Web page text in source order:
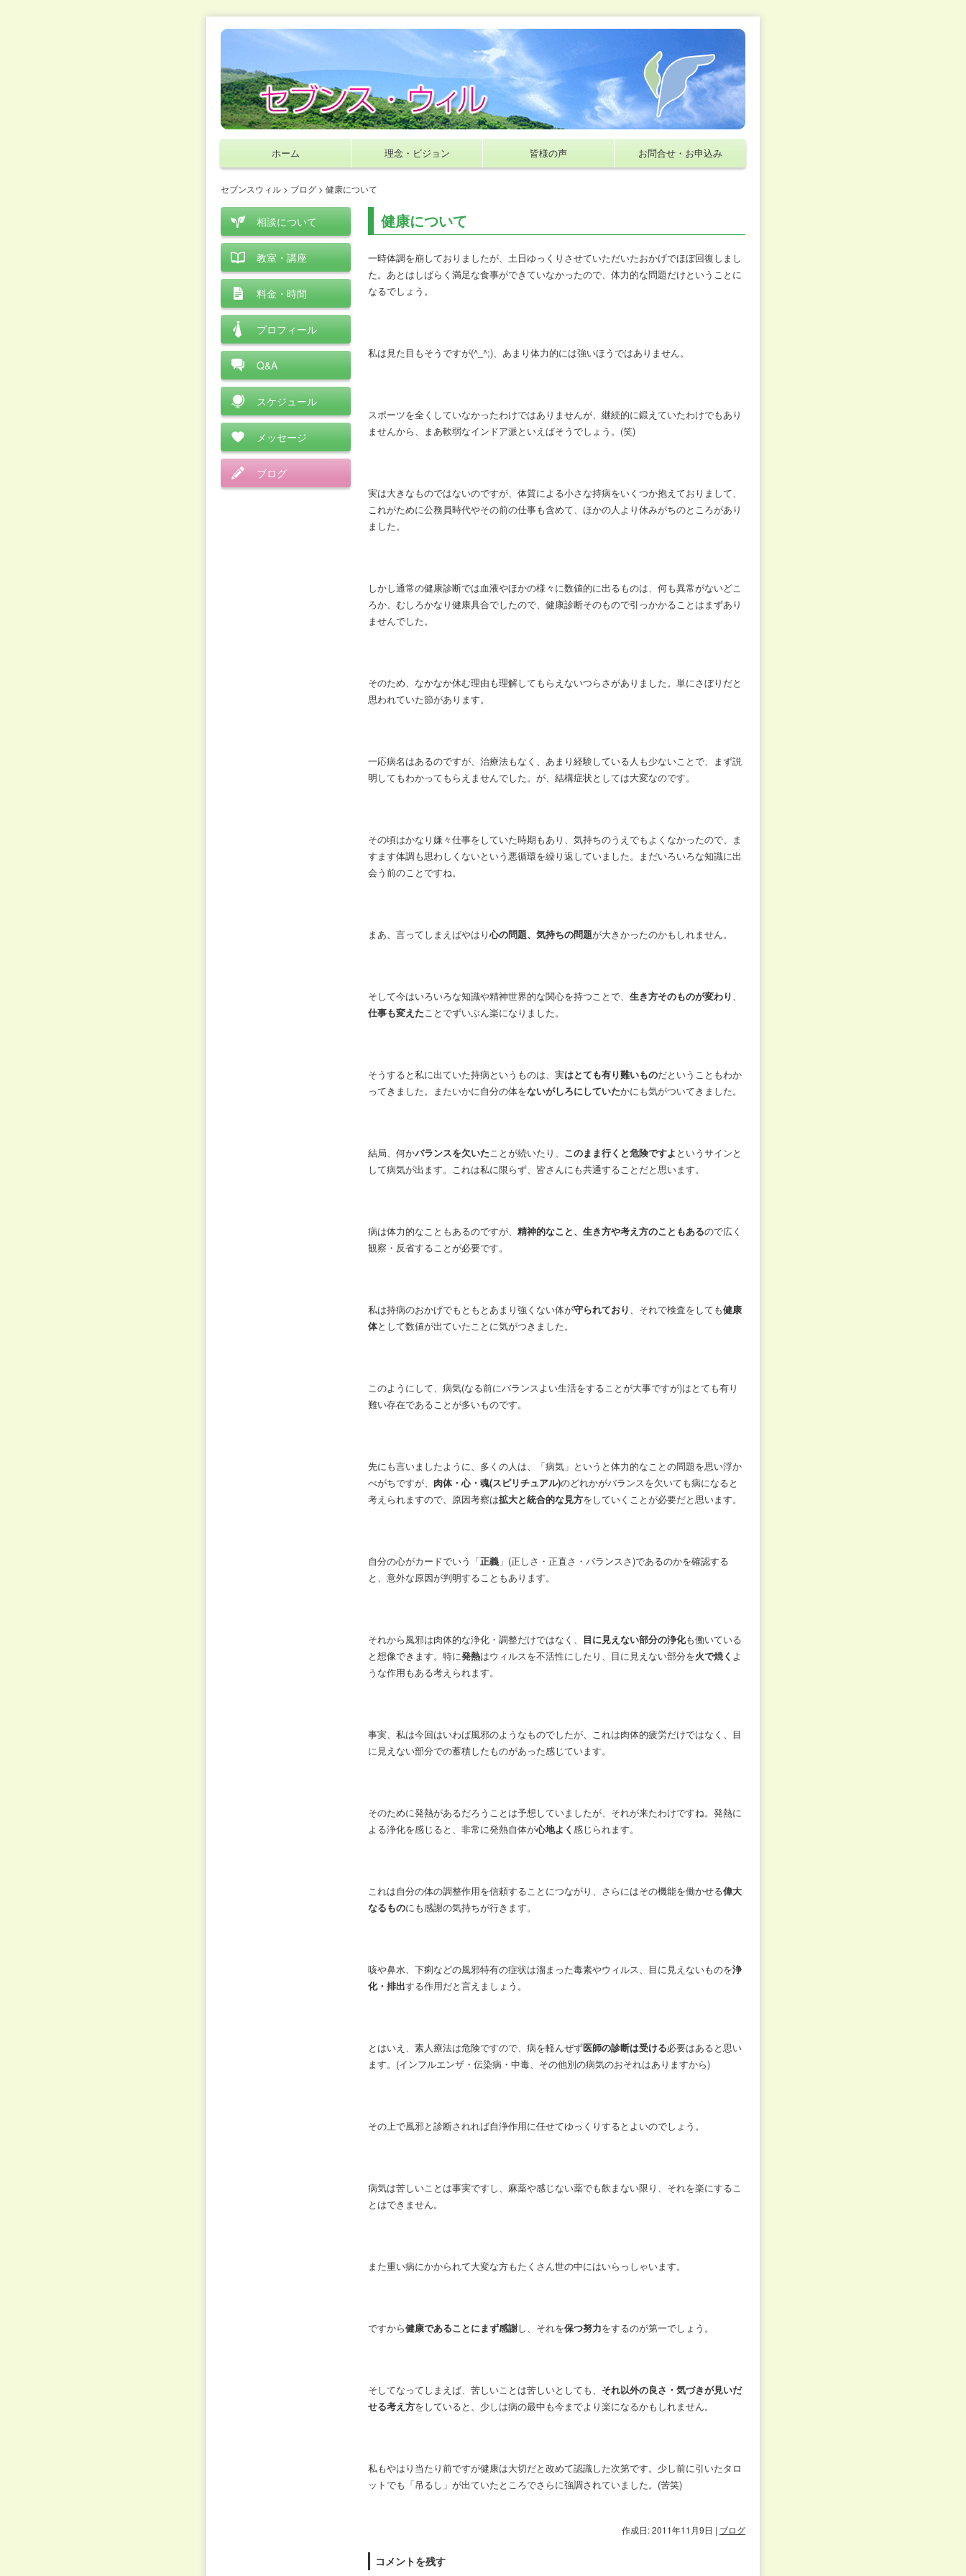
ホーム 理念・ビジョン 皆様の声 お問合せ・お申込み
セブンスウィル > ブログ > 健康について
健康について
一時体調を崩しておりましたが、土日ゆっくりさせていただいたおかげでほぼ回復しまし
た。あとはしばらく満足な食事ができていなかったので、体力的な問題だけということに
なるでしょう。
私は見た目もそうですが(^_^;)、あまり体力的には強いほうではありません。
スポーツを全くしていなかったわけではありませんが、継続的に鍛えていたわけでもあり
ませんから、まあ軟弱なインドア派といえばそうでしょう。(笑)
実は大きなものではないのですが、体質による小さな持病をいくつか抱えておりまして、
これがために公務員時代やその前の仕事も含めて、ほかの人より休みがちのところがあり
ました。
しかし通常の健康診断では血液やほかの様々に数値的に出るものは、何も異常がないどこ
ろか、むしろかなり健康具合でしたので、健康診断そのもので引っかかることはまずあり
ませんでした。
そのため、なかなか休む理由も理解してもらえないつらさがありました。単にさぼりだと
思われていた節があります。
一応病名はあるのですが、治療法もなく、あまり経験している人も少ないことで、まず説
明してもわかってもらえませんでした。が、結構症状としては大変なのです。
その頃はかなり嫌々仕事をしていた時期もあり、気持ちのうえでもよくなかったので、ま
すます体調も思わしくないという悪循環を繰り返していました。まだいろいろな知識に出
会う前のことですね。
まあ、言ってしまえばやはり心の問題、気持ちの問題が大きかったのかもしれません。
そして今はいろいろな知識や精神世界的な関心を持つことで、 生き方そのものが変わり、
仕事も変えたことでずいぶん楽になりました。
そうすると私に出ていた持病というものは、実はとても有り難いものだということもわか
ってきました。またいかに自分の体をないがしろにしていたかにも気がついてきました。
結局、何かバランスを欠いたことが続いたり、 このまま行くと危険ですよ というサインと
して病気が出ます。これは私に限らず、皆さんにも共通することだと思います。
病は体力的なこともあるのですが、 精神的なこと、生き方や考え方のこともあるので広く
観察・反省することが必要です。
私は持病のおかげでもともとあまり強くない体が守られており、それで検査をしても健康
体として数値が出ていたことに気がつきました。
このようにして、病気(なる前にバランスよい生活をすることが大事ですが)はとても有り
難い存在であることが多いものです。
先にも言いましたように、多くの人は、「病気」というと体力的なことの問題を思い浮か
べがちですが、 肉体・心・魂(スピリチュアル)のどれかがバランスを欠いても病になると
考えられますので、原因考察は拡大と統合的な見方をしていくことが必要だと思います。
自分の心がカードでいう「正義 」(正しさ・正直さ・バランスさ)であるのかを確認する
と、意外な原因が判明することもあります。
それから風邪は肉体的な浄化・調整だけではなく、 目に見えない部分の浄化も働いている
と想像できます。特に発熱はウィルスを不活性にしたり、目に見えない部分を火で焼く よ
うな作用もある考えられます。
事実、私は今回はいわば風邪のようなものでしたが、これは肉体的疲労だけではなく、目
に見えない部分での蓄積したものがあった感じています。
そのために発熱があるだろうことは予想していましたが、それが来たわけですね。発熱に
よる浄化を感じると、非常に発熱自体が心地よく 感じられます。
これは自分の体の調整作用を信頼することにつながり、さらにはその機能を働かせる偉大
なるものにも感謝の気持ちが行きます。
咳や鼻水、下痢などの風邪特有の症状は溜まった毒素やウィルス、目に見えないものを浄
化・排出する作用だと言えましょう。
とはいえ、素人療法は危険ですので、病を軽んぜず医師の診断は受ける必要はあると思い
ます。(インフルエンザ・伝染病・中毒、その他別の病気のおそれはありますから)
その上で風邪と診断されれば自浄作用に任せてゆっくりするとよいのでしょう。
病気は苦しいことは事実ですし、麻薬や感じない薬でも飲まない限り、それを楽にするこ
とはできません。
また重い病にかかられて大変な方もたくさん世の中にはいらっしゃいます。
ですから健康であることにまず感謝し、それを保つ努力をするのが第一でしょう。
そしてなってしまえば、苦しいことは苦しいとしても、 それ以外の良さ・気づきが見いだ
せる考え方をしていると、少しは病の最中も今までより楽になるかもしれません。
私もやはり当たり前ですが健康は大切だと改めて認識した次第です。少し前に引いたタロ
ットでも「吊るし」が出ていたところでさらに強調されていました。(苦笑)
作成日: 2011年11月9日 | ブログ
コメントを残す
相談について
教室・講座
料金・時間
プロフィール
Q&A
スケジュール
メッセージ
ブログ